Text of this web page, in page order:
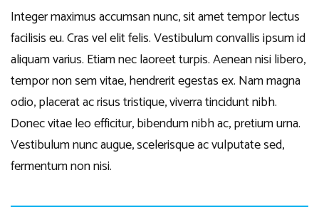
Integer maximus accumsan nunc, sit amet tempor lectus
facilisis eu. Cras vel elit felis. Vestibulum convallis ipsum id
aliquam varius. Etiam nec laoreet turpis. Aenean nisi libero,
tempor non sem vitae, hendrerit egestas ex. Nam magna
odio, placerat ac risus tristique, viverra tincidunt nibh.
Donec vitae leo efficitur, bibendum nibh ac, pretium urna.
Vestibulum nunc augue, scelerisque ac vulputate sed,
fermentum non nisi.